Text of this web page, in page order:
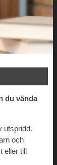
du vända
utspridd.
och
eller till